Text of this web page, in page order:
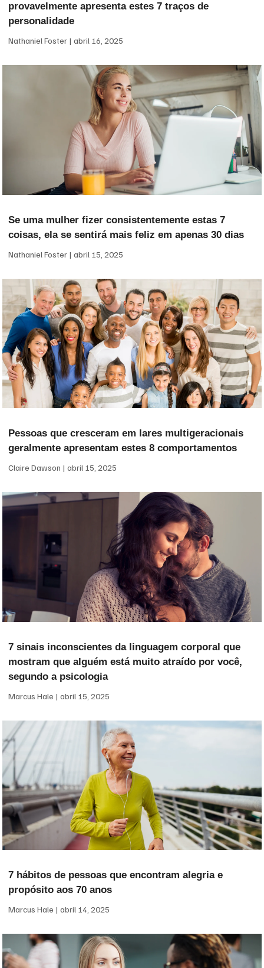
provavelmente apresenta estes 7 traços de
personalidade
Nathaniel Foster abril 16, 2025
Se uma mulher fizer consistentemente estas 7
coisas, ela se sentirá mais feliz em apenas 30 dias
Nathaniel Foster abril 15, 2025
Pessoas que cresceram em lares multigeracionais
geralmente apresentam estes 8 comportamentos
Claire Dawson abril 15, 2025
7 sinais inconscientes da linguagem corporal que
mostram que alguém está muito atraído por você,
segundo a psicologia
Marcus Hale abril 15, 2025
7 hábitos de pessoas que encontram alegria e
propósito aos 70 anos
Marcus Hale abril 14, 2025